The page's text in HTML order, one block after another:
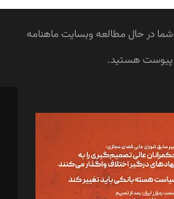
شما در حال مطالعه وبسایت ماهنامه
پیوست هستید.